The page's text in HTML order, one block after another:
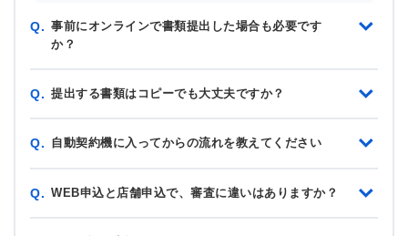
Q. 事前にオンラインで書類提出した場合も必要です
か？
Q. 提出する書類はコピーでも大丈夫ですか？
Q. 自動契約機に入ってからの流れを教えてください
Q. WEB申込と店舗申込で、審査に違いはありますか？